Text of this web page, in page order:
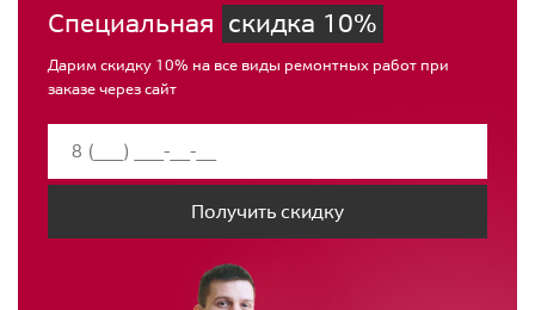
Специальная скидка 10%
Дарим скидку 10% на все виды ремонтных работ при
заказе через сайт
Получить скидку